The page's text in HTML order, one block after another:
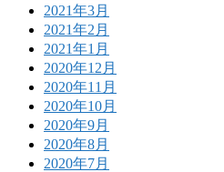
2021年3月
2021年2月
2021年1月
2020年12月
2020年11月
2020年10月
2020年9月
2020年8月
2020年7月